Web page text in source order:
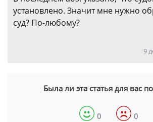
установлено. Значит мне нужно
суд? По-любому?
9
Была ли эта статья для вас
0 0